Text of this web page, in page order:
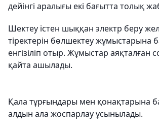
дейінгі аралығы екі бағытта толық
Шектеу істен шыққан электр беру
тіректерін бөлшектеу жұмыстарына
енгізіліп отыр. Жұмыстар аяқталған
қайта ашылады.
Қала тұрғындары мен қонақтарына
алдын ала жоспарлау ұсынылады.